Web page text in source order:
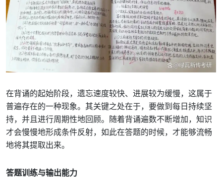
在背诵的起始阶段，遗忘速度较快、进展较为缓慢，这属于
普遍存在的一种现象。其关键之处在于，要做到每日持续坚
持，并且进行周期性地回顾。随着背诵遍数不断增加，知识
才会慢慢地形成条件反射，如此在答题的时候，才能够流畅
地将其提取出来。
答题训练与输出能力